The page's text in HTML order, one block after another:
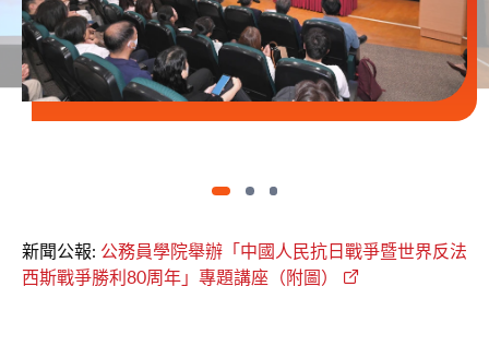
新聞公報: 公務員學院舉辦「中國人民抗日戰爭暨世界反法
西斯戰爭勝利80周年」專題講座（附圖）